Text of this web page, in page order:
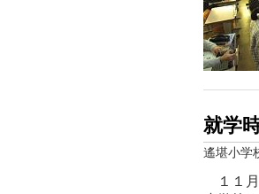
就学
遙堪小学
１１月